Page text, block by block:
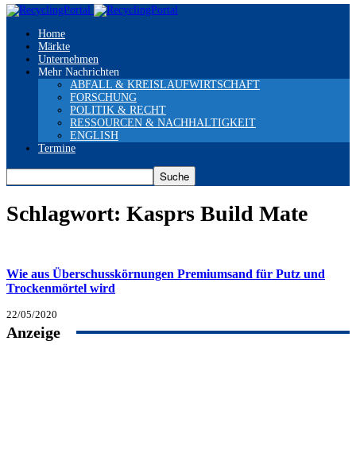
Home
Märkte
Unternehmen
Mehr Nachrichten
ABFALL & KREISLAUFWIRTSCHAFT
FORSCHUNG
POLITIK & RECHT
RESSOURCEN & NACHHALTIGKEIT
ENGLISH
Termine
Schlagwort: Kasprs Build Mate
Wie aus Überschusskörnungen Premiumsand für Putz und
Trockenmörtel wird
22/05/2020
Anzeige